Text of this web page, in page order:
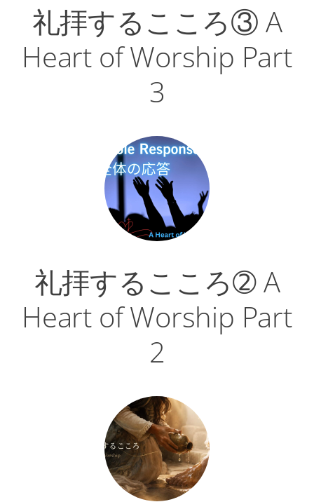
礼拝するこころ③ A
Heart of Worship Part
3
礼拝するこころ➁ A
Heart of Worship Part
2